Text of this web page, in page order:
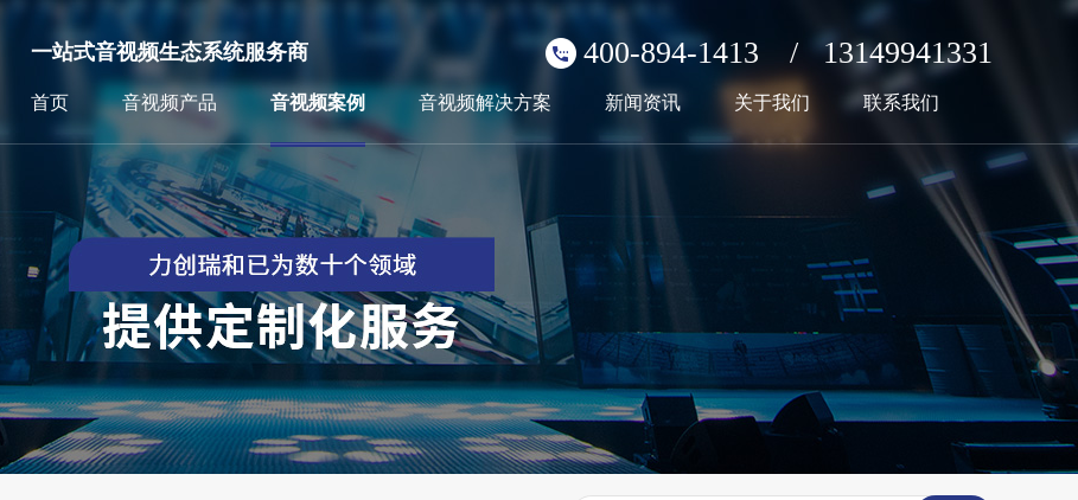
400-894-1413 / 13149941331
一站式音视频生态系统服务商
首页 音视频产品 音视频案例 音视频解决方案 新闻资讯 关于我们 联系我们